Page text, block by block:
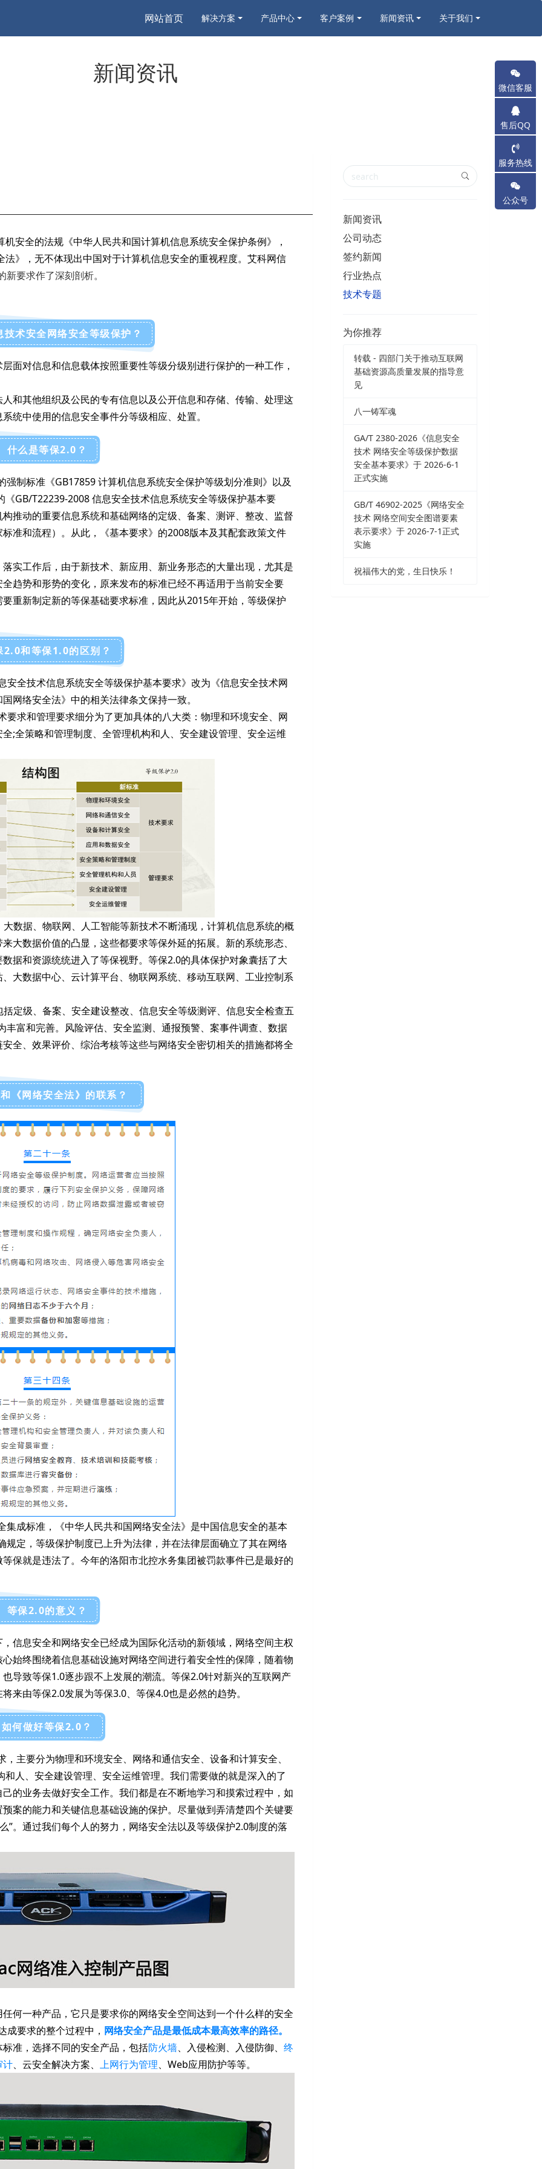
网站首页 解决方案 产品中心 客户案例 新闻资讯 关于我们
新闻资讯
安全的法规《中华人民共和国计算机信息系统安全保护条例》，
》，无不体现出中国对于计算机信息安全的重视程度。艾科网信
要求作了深刻剖析。
技术安全网络安全等级保护？
面对信息和信息载体按照重要性等级分级别进行保护的一种工作，
和其他组织及公民的专有信息以及公开信息和存储、传输、处理这
统中使用的信息安全事件分等级相应、处置。
什么是等保2.0？
制标准《GB17859 计算机信息系统安全保护等级划分准则》以及
GB/T22239-2008 信息安全技术信息系统安全等级保护基本要
推动的重要信息系统和基础网络的定级、备案、测评、整改、监督
准和流程）。从此，《基本要求》的2008版本及其配套政策文件
实工作后，由于新技术、新应用、新业务形态的大量出现，尤其是
趋势和形势的变化，原来发布的标准已经不再适用于当前安全要
重新制定新的等保基础要求标准，因此从2015年开始，等级保护
2.0和等保1.0的区别？
安全技术信息系统安全等级保护基本要求》改为《信息安全技术网
网络安全法》中的相关法律条文保持一致。
要求和管理要求细分为了更加具体的八大类：物理和环境安全、网
;全策略和管理制度、全管理机构和人、安全建设管理、安全运维
数据、物联网、人工智能等新技术不断涌现，计算机信息系统的概
大数据价值的凸显，这些都要求等保外延的拓展。新的系统形态、
据和资源统统进入了等保视野。等保2.0的具体保护对象囊括了大
大数据中心、云计算平台、物联网系统、移动互联网、工业控制系
定级、备案、安全建设整改、信息安全等级测评、信息安全检查五
富和完善。风险评估、安全监测、通报预警、案事件调查、数据
全、效果评价、综治考核等这些与网络安全密切相关的措施都将全
《网络安全法》的联系？
成标准，《中华人民共和国网络安全法》是中国信息安全的基本
定，等级保护制度已上升为法律，并在法律层面确立了其在网络
保就是违法了。今年的洛阳市北控水务集团被罚款事件已是最好的
等保2.0的意义？
信息安全和网络安全已经成为国际化活动的新领域，网络空间主权
始终围绕着信息基础设施对网络空间进行着安全性的保障，随着物
导致等保1.0逐步跟不上发展的潮流。等保2.0针对新兴的互联网产
来由等保2.0发展为等保3.0、等保4.0也是必然的趋势。
如何做好等保2.0？
主要分为物理和环境安全、网络和通信安全、设备和计算安全、
人、安全建设管理、安全运维管理。我们需要做的就是深入的了
的业务去做好安全工作。我们都是在不断地学习和摸索过程中，如
案的能力和关键信息基础设施的保护。尽量做到弄清楚四个关键要
”。通过我们每个人的努力，网络安全法以及等级保护2.0制度的落
何一种产品，它只是要求你的网络安全空间达到一个什么样的安全
成要求的整个过程中， 网络安全产品是最低成本最高效率的路径。
准，选择不同的安全产品，包括防火墙、入侵检测、入侵防御、 终
计、云安全解决方案、 上网行为管理、Web应用防护等等。
新闻资讯
公司动态
签约新闻
行业热点
技术专题
为你推荐
转载 - 四部门关于推动互联网
基础资源高质量发展的指导意
见
八一铸军魂
GA/T 2380-2026《信息安全
技术 网络安全等级保护数据
安全基本要求》于 2026-6-1
正式实施
GB/T 46902-2025《网络安全
技术 网络空间安全图谱要素
表示要求》于 2026-7-1正式
实施
祝福伟大的党，生日快乐！
微信客服
售后QQ
服务热线
公众号